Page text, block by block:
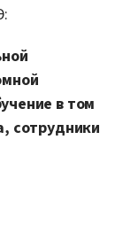
в том
сотрудники